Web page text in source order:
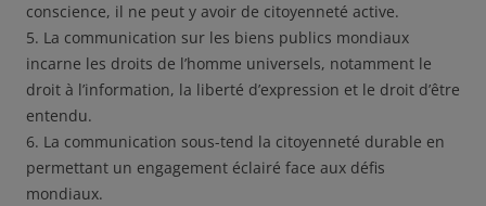
conscience, il ne peut y avoir de citoyenneté active.
5. La communication sur les biens publics mondiaux
incarne les droits de l’homme universels, notamment le
droit à l’information, la liberté d’expression et le droit d’être
entendu.
6. La communication sous-tend la citoyenneté durable en
permettant un engagement éclairé face aux défis
mondiaux.